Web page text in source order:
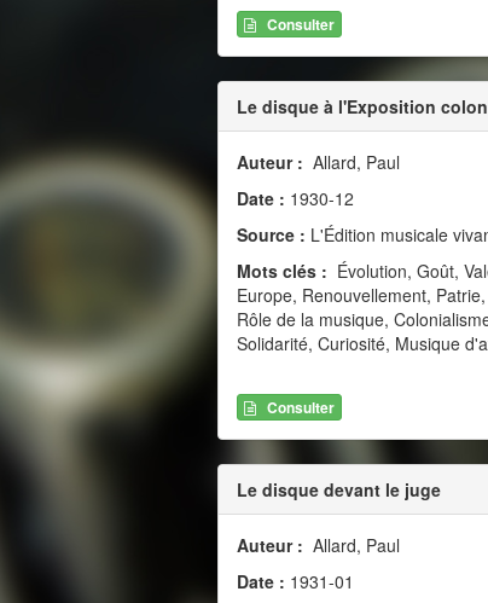
Consulter
Le disque à l'Exposition
Auteur : Allard, Paul
Date : 1930-12
Source : L'Édition musicale
Mots clés : Évolution, Goût,
Europe, Renouvellement,
Rôle de la musique,
Solidarité, Curiosité, Musique
Consulter
Le disque devant le juge
Auteur : Allard, Paul
Date : 1931-01